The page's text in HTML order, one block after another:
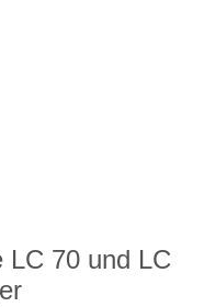
LC 70 und LC